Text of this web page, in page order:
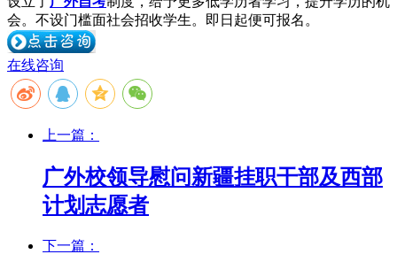
会。不设门槛面社会招收学生。即日起便可报名。
在线咨询
上一篇：
广外校领导慰问新疆挂职干部及西部
计划志愿者
下一篇：